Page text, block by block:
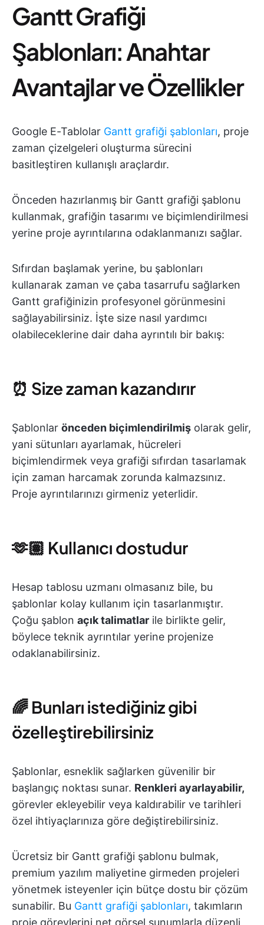
Gantt Grafiği
Şablonları: Anahtar
Avantajlar ve Özellikler
Google E-Tablolar Gantt grafiği şablonları, proje
zaman çizelgeleri oluşturma sürecini
basitleştiren kullanışlı araçlardır.
Önceden hazırlanmış bir Gantt grafiği şablonu
kullanmak, grafiğin tasarımı ve biçimlendirilmesi
yerine proje ayrıntılarına odaklanmanızı sağlar.
Sıfırdan başlamak yerine, bu şablonları
kullanarak zaman ve çaba tasarrufu sağlarken
Gantt grafiğinizin profesyonel görünmesini
sağlayabilirsiniz. İşte size nasıl yardımcı
olabileceklerine dair daha ayrıntılı bir bakış:
⏰ Size zaman kazandırır
Şablonlar önceden biçimlendirilmiş olarak gelir,
yani sütunları ayarlamak, hücreleri
biçimlendirmek veya grafiği sıfırdan tasarlamak
için zaman harcamak zorunda kalmazsınız.
Proje ayrıntılarınızı girmeniz yeterlidir.
🫶🏽 Kullanıcı dostudur
Hesap tablosu uzmanı olmasanız bile, bu
şablonlar kolay kullanım için tasarlanmıştır.
Çoğu şablon açık talimatlar ile birlikte gelir,
böylece teknik ayrıntılar yerine projenize
odaklanabilirsiniz.
🌈 Bunları istediğiniz gibi
özelleştirebilirsiniz
Şablonlar, esneklik sağlarken güvenilir bir
başlangıç noktası sunar. Renkleri ayarlayabilir,
görevler ekleyebilir veya kaldırabilir ve tarihleri
özel ihtiyaçlarınıza göre değiştirebilirsiniz.
Ücretsiz bir Gantt grafiği şablonu bulmak,
premium yazılım maliyetine girmeden projeleri
yönetmek isteyenler için bütçe dostu bir çözüm
sunabilir. Bu Gantt grafiği şablonları, takımların